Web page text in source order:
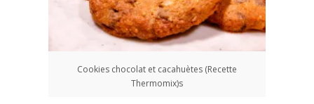
Cookies chocolat et cacahuètes (Recette
Thermomix)s